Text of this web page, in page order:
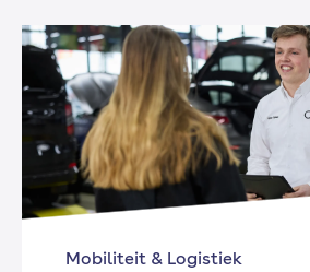
Mobiliteit & Logistiek